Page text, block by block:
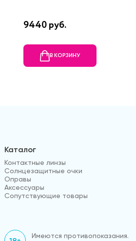
9440 руб.
В КОРЗИНУ
Каталог
Контактные линзы
Солнцезащитные очки
Оправы
Аксессуары
Сопутствующие товары
Имеются противопоказания.